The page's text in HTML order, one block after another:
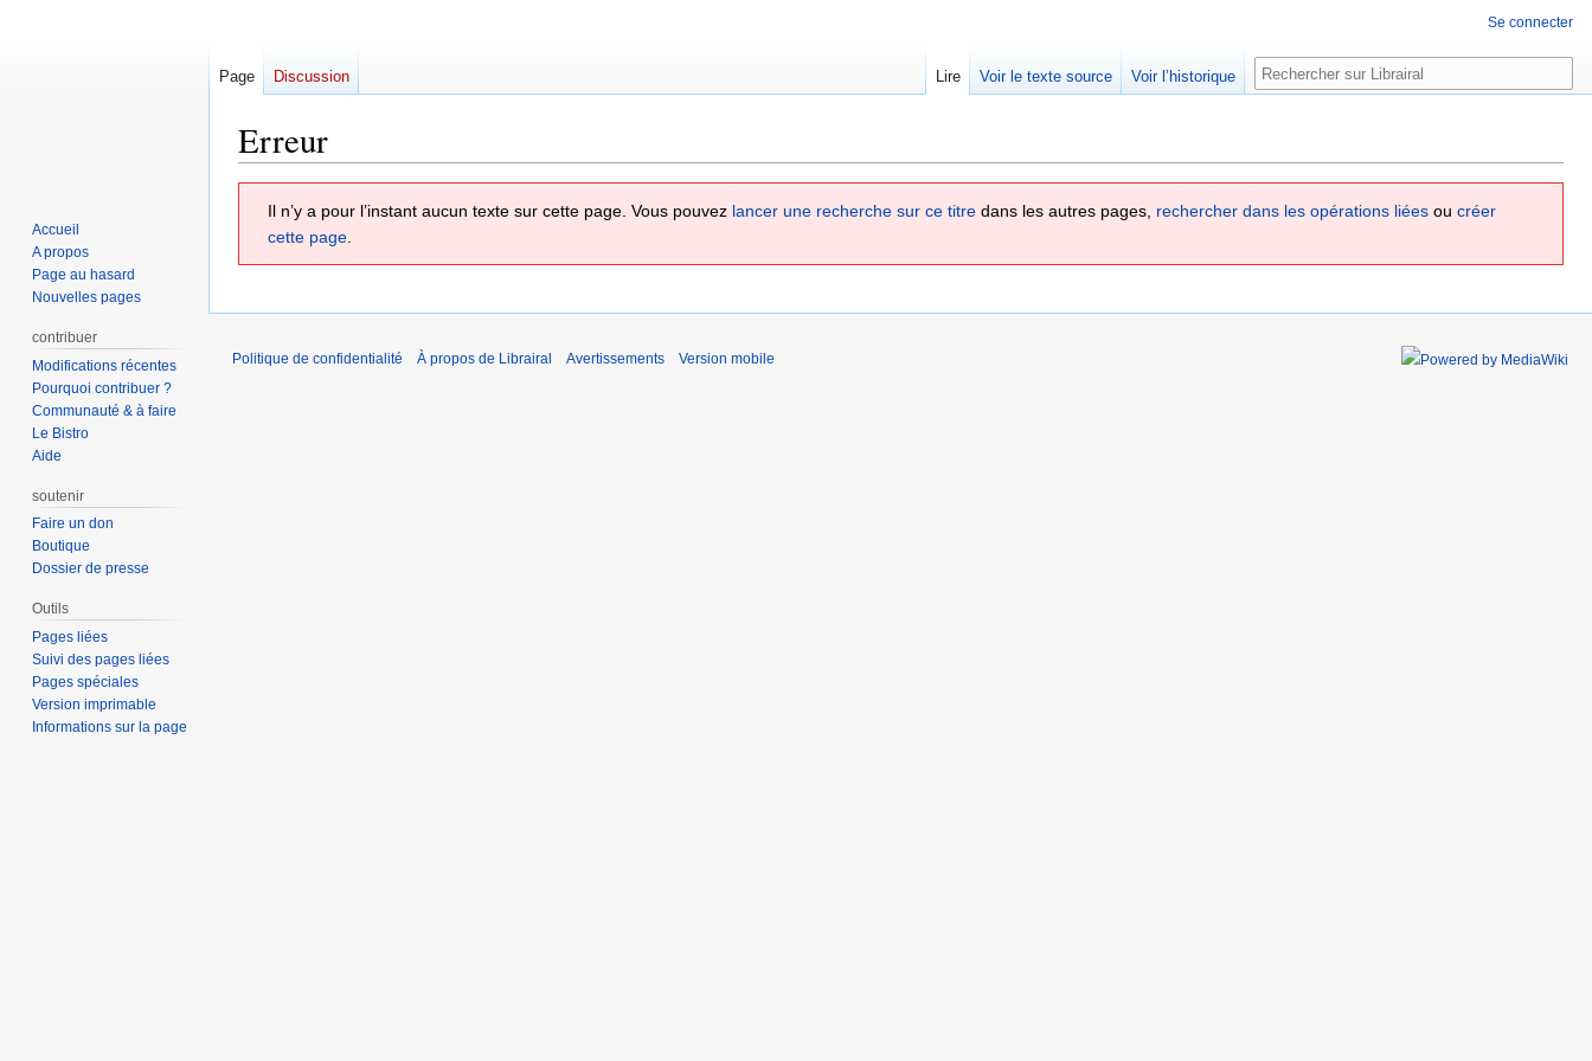
Erreur
Il n’y a pour l’instant aucun texte sur cette page. Vous pouvez lancer une recherche sur ce titre dans les autres pages, rechercher dans les opérations liées ou créer
cette page.
Se connecter
Page Discussion Lire Voir le texte source Voir l’historique Rechercher
Accueil
A propos
Page au hasard
Nouvelles pages
contribuer
Modifications récentes
Pourquoi contribuer ?
Communauté & à faire
Le Bistro
Aide
soutenir
Faire un don
Boutique
Dossier de presse
Outils
Pages liées
Suivi des pages liées
Pages spéciales
Version imprimable
Informations sur la page
Politique de confidentialité À propos de Librairal Avertissements Version mobile